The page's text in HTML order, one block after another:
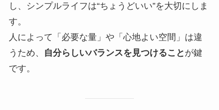
し、シンプルライフは“ちょうどいい”を大切にしま
す。
人によって「必要な量」や「心地よい空間」は違
うため、
自分らしいバランスを見つけること が鍵
です。